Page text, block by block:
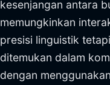
kesenjangan antara
memungkinkan
presisi linguistik
ditemukan dalam
dengan